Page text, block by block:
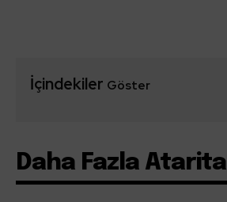
İçindekiler Göster
Daha Fazla Atarita